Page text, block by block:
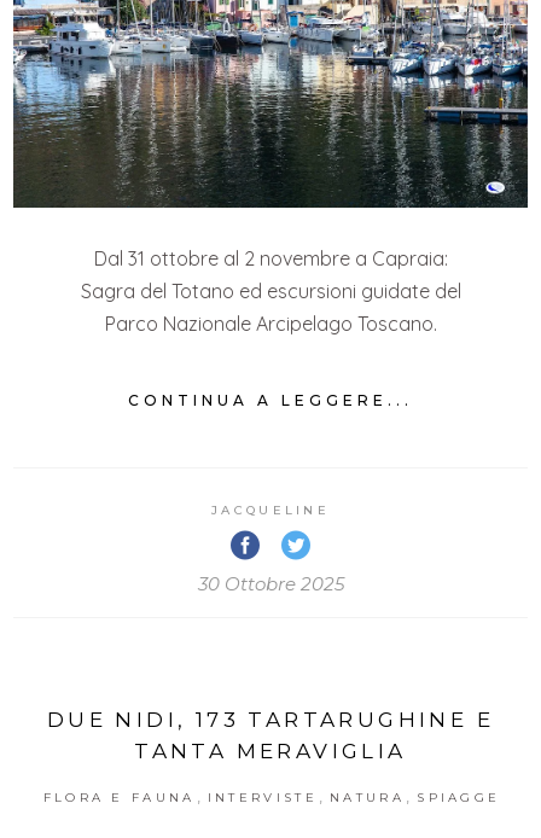
Dal 31 ottobre al 2 novembre a Capraia:
Sagra del Totano ed escursioni guidate del
Parco Nazionale Arcipelago Toscano.
CONTINUA A LEGGERE...
JACQUELINE
30 Ottobre 2025
DUE NIDI, 173 TARTARUGHINE E
TANTA MERAVIGLIA
FLORA E FAUNA INTERVISTE NATURA SPIAGGE